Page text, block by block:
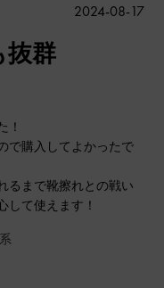
抜群
！
で購入してよかったで
るまで靴擦れとの戦い
して使えます！
公
2024-08-17